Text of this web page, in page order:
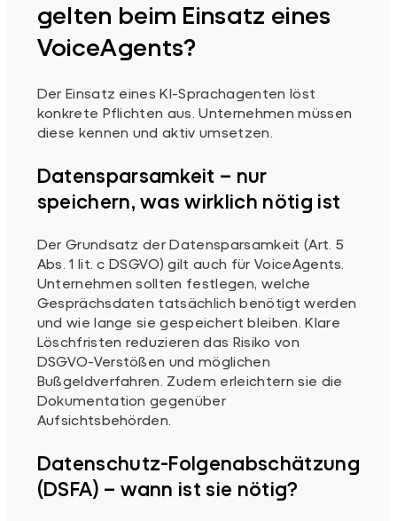
gelten beim Einsatz eines
VoiceAgents?
Der Einsatz eines KI-Sprachagenten löst
konkrete Pflichten aus. Unternehmen müssen
diese kennen und aktiv umsetzen.
Datensparsamkeit – nur
speichern, was wirklich nötig ist
Der Grundsatz der Datensparsamkeit (Art. 5
Abs. 1 lit. c DSGVO) gilt auch für VoiceAgents.
Unternehmen sollten festlegen, welche
Gesprächsdaten tatsächlich benötigt werden
und wie lange sie gespeichert bleiben. Klare
Löschfristen reduzieren das Risiko von
DSGVO-Verstößen und möglichen
Bußgeldverfahren. Zudem erleichtern sie die
Dokumentation gegenüber
Aufsichtsbehörden.
Datenschutz-Folgenabschätzung
(DSFA) – wann ist sie nötig?